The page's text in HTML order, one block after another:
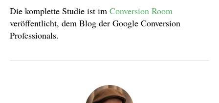
Die komplette Studie ist im Conversion Room
veröffentlicht, dem Blog der Google Conversion
Professionals.